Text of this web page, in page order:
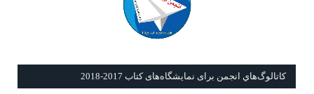
كاتالوگ‌هاي انجمن برای نمايشگاه‌های كتاب 2017-2018